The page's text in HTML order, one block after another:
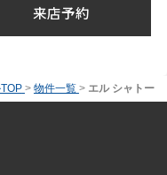
来店予約
> 物件一覧 > エル シャトー